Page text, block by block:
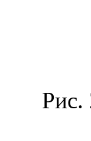
Рис.